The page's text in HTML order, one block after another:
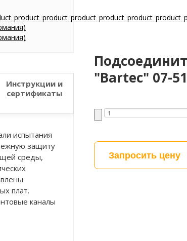
"Bartec" 07-
Запросить цену
Инструкции и
сертификаты
испытания
защиту
среды,
плат.
каналы